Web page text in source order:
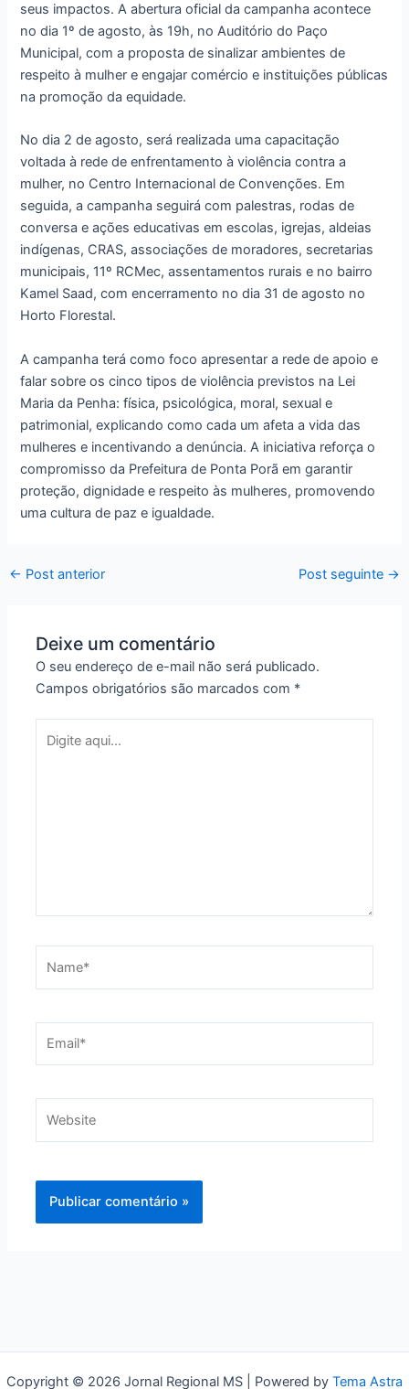
seus impactos. A abertura oficial da campanha acontece
no dia 1º de agosto, às 19h, no Auditório do Paço
Municipal, com a proposta de sinalizar ambientes de
respeito à mulher e engajar comércio e instituições públicas
na promoção da equidade.
No dia 2 de agosto, será realizada uma capacitação
voltada à rede de enfrentamento à violência contra a
mulher, no Centro Internacional de Convenções. Em
seguida, a campanha seguirá com palestras, rodas de
conversa e ações educativas em escolas, igrejas, aldeias
indígenas, CRAS, associações de moradores, secretarias
municipais, 11º RCMec, assentamentos rurais e no bairro
Kamel Saad, com encerramento no dia 31 de agosto no
Horto Florestal.
A campanha terá como foco apresentar a rede de apoio e
falar sobre os cinco tipos de violência previstos na Lei
Maria da Penha: física, psicológica, moral, sexual e
patrimonial, explicando como cada um afeta a vida das
mulheres e incentivando a denúncia. A iniciativa reforça o
compromisso da Prefeitura de Ponta Porã em garantir
proteção, dignidade e respeito às mulheres, promovendo
uma cultura de paz e igualdade.
← Post anterior Post seguinte →
Deixe um comentário
O seu endereço de e-mail não será publicado.
Campos obrigatórios são marcados com *
aqui...
Copyright © 2026 Jornal Regional MS | Powered by Tema Astra